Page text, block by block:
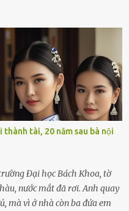
đàn ông điềm đạm, ít nói,
bị hành lý cho chuyến đi biển
ở nhà nghỉ ngơi nhé, anh đưa
sóng, nghịch cát. Về chắc nó
chuyện.” – Ông Minh cười
và con gái ríu rít chuẩn bị mà
xa vì còn bận buôn bán ở chợ,
chầm lấy mẹ trước khi đi:
Chiếc xe khách lăn
tài, 20 năm sau bà nội
Đại học Bách Khoa, tờ
nước mắt đã rơi. Anh quay
mà vì ở nhà còn ba đứa em